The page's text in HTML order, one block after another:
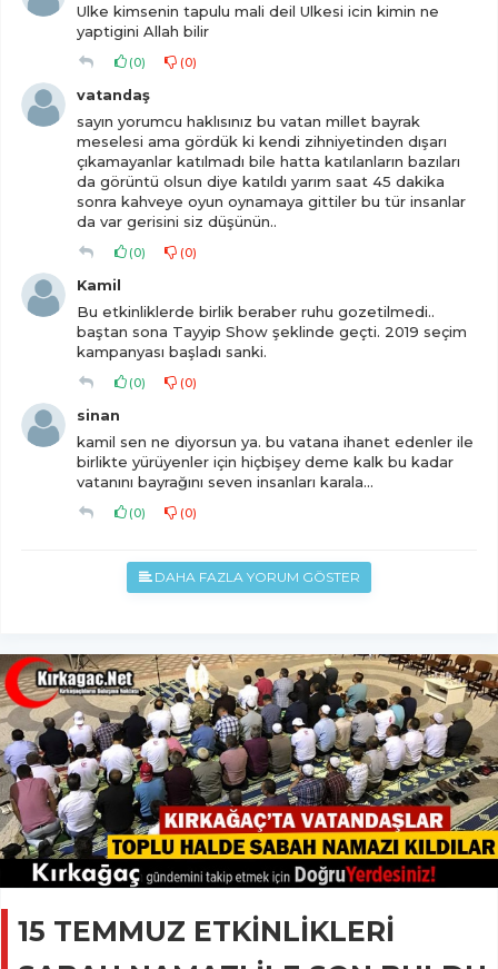
Ulke kimsenin tapulu mali deil Ulkesi icin kimin ne
yaptigini Allah bilir
(0) (0)
vatandaş
sayın yorumcu haklısınız bu vatan millet bayrak
meselesi ama gördük ki kendi zihniyetinden dışarı
çıkamayanlar katılmadı bile hatta katılanların bazıları
da görüntü olsun diye katıldı yarım saat 45 dakika
sonra kahveye oyun oynamaya gittiler bu tür insanlar
da var gerisini siz düşünün..
(0) (0)
Kamil
Bu etkinliklerde birlik beraber ruhu gozetilmedi..
baştan sona Tayyip Show şeklinde geçti. 2019 seçim
kampanyası başladı sanki.
(0) (0)
sinan
kamil sen ne diyorsun ya. bu vatana ihanet edenler ile
birlikte yürüyenler için hiçbişey deme kalk bu kadar
vatanını bayrağını seven insanları karala...
(0) (0)
DAHA FAZLA YORUM GÖSTER
15 TEMMUZ ETKİNLİKLERİ